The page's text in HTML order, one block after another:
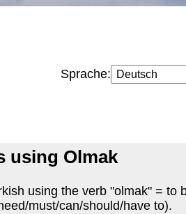
Sprache:
using Olmak
using the verb "olmak" = to
must/can/should/have to).